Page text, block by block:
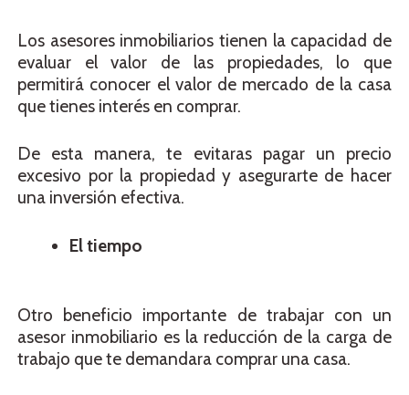
Los asesores inmobiliarios tienen la capacidad de
evaluar el valor de las propiedades, lo que
permitirá conocer el valor de mercado de la casa
que tienes interés en comprar.
De esta manera, te evitaras pagar un precio
excesivo por la propiedad y asegurarte de hacer
una inversión efectiva.
El tiempo
Otro beneficio importante de trabajar con un
asesor inmobiliario es la reducción de la carga de
trabajo que te demandara comprar una casa.